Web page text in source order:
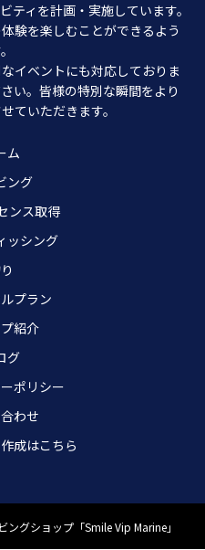
ティを計画・実施しています。
験を楽しむことができるよう
イベントにも対応しておりま
い。皆様の特別な瞬間をより
ていただきます。
ム
ング
ンス取得
ッシング
プラン
紹介
グ
ポリシー
わせ
成はこちら
グショップ「Smile Vip Marine」